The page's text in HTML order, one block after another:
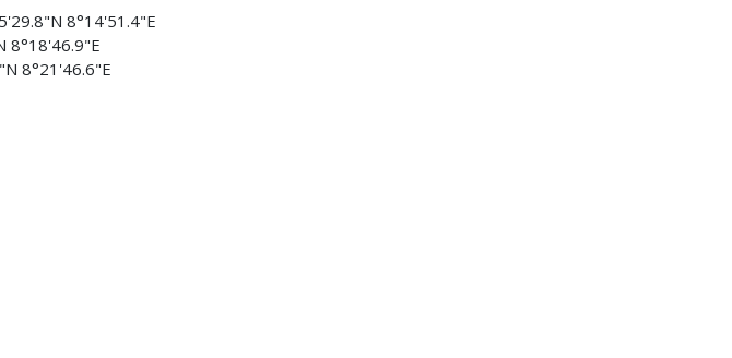
8°14'51.4"E
8°18'46.9"E
8°21'46.6"E